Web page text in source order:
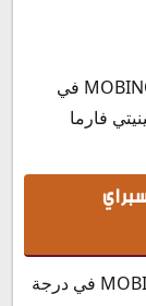
يتوفر سبراي موبينورم MOBINORM SPRAY 120 ML في
شركة انفينيتي فارما
يحفظ ويخزن موبينورم كريم وسبراي MOBINORM في درجة